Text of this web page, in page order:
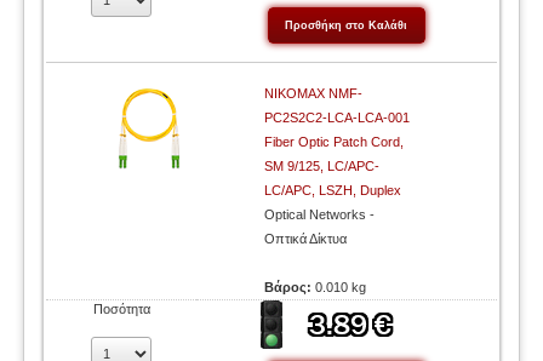
NIKOMAX NMF-
PC2S2C2-LCA-LCA-001
Fiber Optic Patch Cord,
SM 9/125, LC/APC-
LC/APC, LSZH, Duplex
Optical Networks -
Οπτικά Δίκτυα
Βάρος:0.010 kg
Ποσότητα